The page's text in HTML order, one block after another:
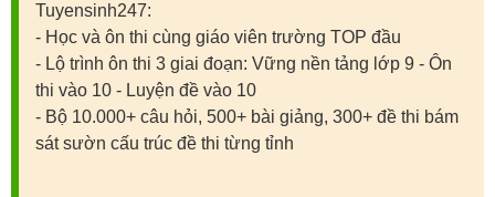
Tuyensinh247:
- Học và ôn thi cùng giáo viên trường TOP đầu
- Lộ trình ôn thi 3 giai đoạn: Vững nền tảng lớp 9 - Ôn
thi vào 10 - Luyện đề vào 10
- Bộ 10.000+ câu hỏi, 500+ bài giảng, 300+ đề thi bám
sát sườn cấu trúc đề thi từng tỉnh